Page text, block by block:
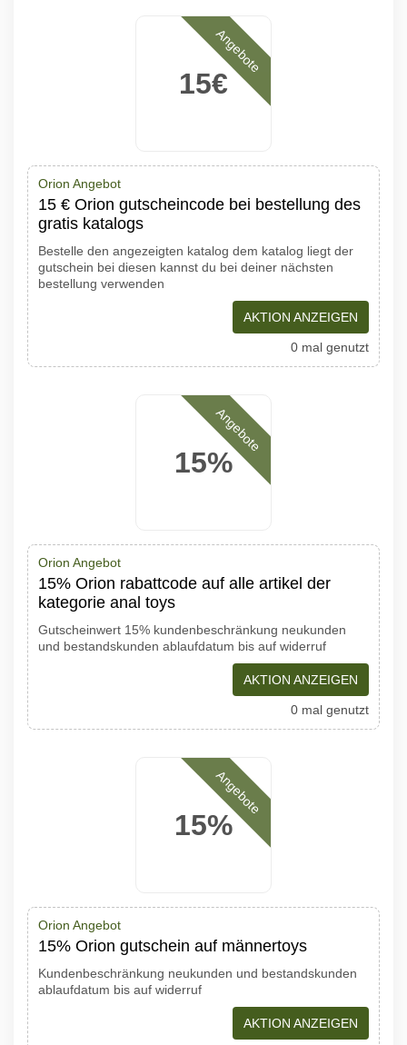
15€
Angebote
Orion Angebot
15 € Orion gutscheincode bei bestellung des
gratis katalogs
Bestelle den angezeigten katalog dem katalog liegt der
gutschein bei diesen kannst du bei deiner nächsten
bestellung verwenden
AKTION ANZEIGEN
0 mal genutzt
15%
Angebote
Orion Angebot
15% Orion rabattcode auf alle artikel der
kategorie anal toys
Gutscheinwert 15% kundenbeschränkung neukunden
und bestandskunden ablaufdatum bis auf widerruf
AKTION ANZEIGEN
0 mal genutzt
15%
Angebote
Orion Angebot
15% Orion gutschein auf männertoys
Kundenbeschränkung neukunden und bestandskunden
ablaufdatum bis auf widerruf
AKTION ANZEIGEN